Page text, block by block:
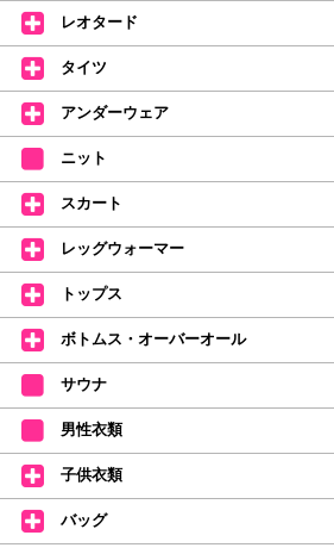
(お一人様1本限りになります)
価格改定のお知らせ
2026年4月1日よりシューズ全般、衣類など商品
何卒ご理解いただけますようお願い申し上げます
【シューズのフィッティングについて】
全店、ご予約不要です(18:30まで)。タイツ・
持参してください。
【ミルバ インスタグラム】←ここをクリック♪
皆さまのダンスライフをサポートできるような
おります。
【新商品はこちらから】 ←ここをクリック♪
レオタード
タイツ
アンダーウェア
ニット
スカート
レッグウォーマー
トップス
ボトムス・オーバーオール
サウナ
男性衣類
子供衣類
バッグ